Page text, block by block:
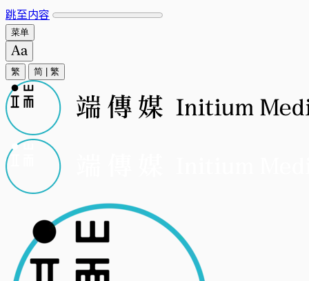
跳至内容
菜单
繁 简 繁